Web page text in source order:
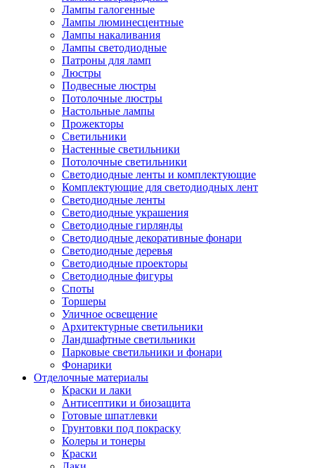
Лампы галогенные
Лампы люминесцентные
Лампы накаливания
Лампы светодиодные
Патроны для ламп
Люстры
Подвесные люстры
Потолочные люстры
Настольные лампы
Прожекторы
Светильники
Настенные светильники
Потолочные светильники
Светодиодные ленты и комплектующие
Комплектующие для светодиодных лент
Светодиодные ленты
Светодиодные украшения
Светодиодные гирлянды
Светодиодные декоративные фонари
Светодиодные деревья
Светодиодные проекторы
Светодиодные фигуры
Споты
Торшеры
Уличное освещение
Архитектурные светильники
Ландшафтные светильники
Парковые светильники и фонари
Фонарики
Отделочные материалы
Краски и лаки
Антисептики и биозащита
Готовые шпатлевки
Грунтовки под покраску
Колеры и тонеры
Краски